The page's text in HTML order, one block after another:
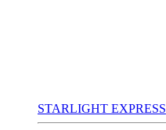
STARLIGHT EXPRESS